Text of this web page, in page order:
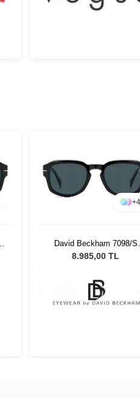
+4
David Beckham 7098/S
807KU 51 Unisex Güneş
8.985,00 TL